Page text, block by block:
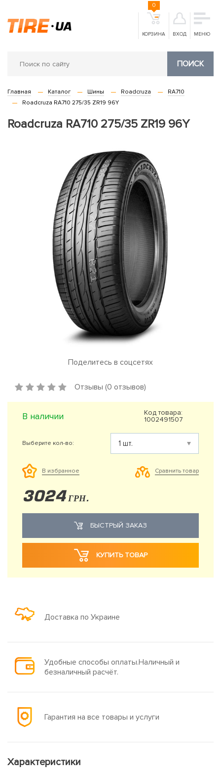
КОРЗИНА
0
ВХОД МЕНЮ
ПОИСК
Главная Каталог Шины Roadcruza
RA710
Roadcruza RA710 275/35 ZR19 96Y
Roadcruza RA710 275/35 ZR19 96Y
Поделитесь в соцсетях
Отзывы (0 отзывов)
В наличии
Код товара:
1002491507
Выберите кол-во:
В избранное Сравнить товар
3024 ГРН.
БЫСТРЫЙ ЗАКАЗ
КУПИТЬ ТОВАР
Доставка по Украине
Удобные способы оплаты.Наличный и
безналичный расчёт.
Гарантия на все товары и услуги
Характеристики